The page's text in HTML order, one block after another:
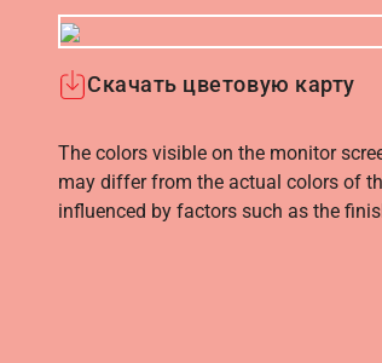
Скачать цветовую карту
The colors visible on the monitor
may differ from the actual colors of
influenced by factors such as the